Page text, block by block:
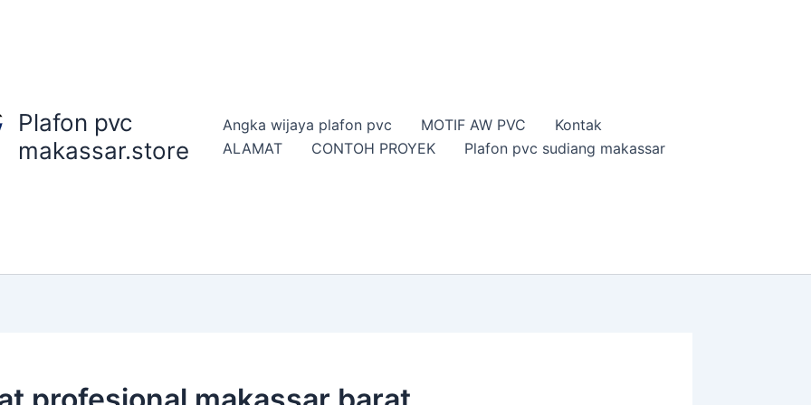
Plafon pvc
makassar.store
Angka wijaya plafon pvc MOTIF AW PVC
Kontak
ALAMAT
CONTOH PROYEK Plafon pvc sudiang makassar